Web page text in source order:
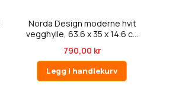
Norda Design moderne hvit
vegghylle, 63.6 x 35 x 14.6 c...
790,00 kr
Legg i handlekurv